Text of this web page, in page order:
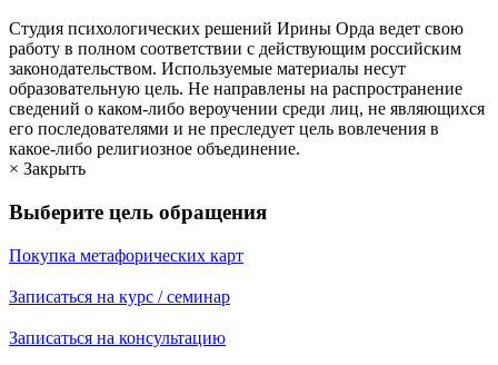
Студия психологических решений Ирины Орда ведет свою
работу в полном соответствии с действующим российским
законодательством. Используемые материалы несут
образовательную цель. Не направлены на распространение
сведений о каком-либо вероучении среди лиц, не являющихся
его последователями и не преследует цель вовлечения в
какое-либо религиозное объединение.
× Закрыть
Выберите цель обращения
Покупка метафорических карт
Записаться на курс / семинар
Записаться на консультацию